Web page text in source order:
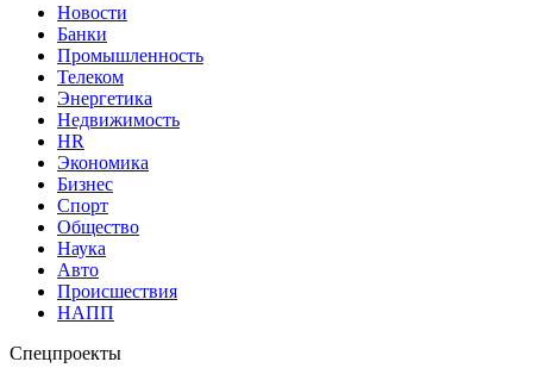
Новости
Банки
Промышленность
Телеком
Энергетика
Недвижимость
HR
Экономика
Бизнес
Спорт
Общество
Наука
Авто
Происшествия
НАПП
Спецпроекты